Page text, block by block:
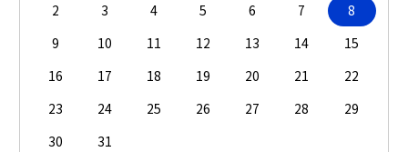
2
3 4 5 6 7
8
9
10 11 12 13 14
15
16
17 18 19 20 21
22
23
24 25 26 27 28
29
30
31